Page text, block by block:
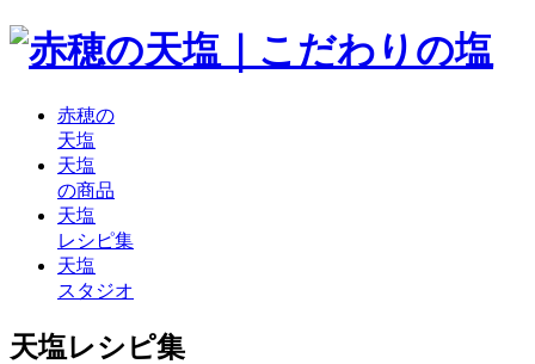
赤穂の
天塩
天塩
の商品
天塩
レシピ集
天塩
スタジオ
天塩レシピ集